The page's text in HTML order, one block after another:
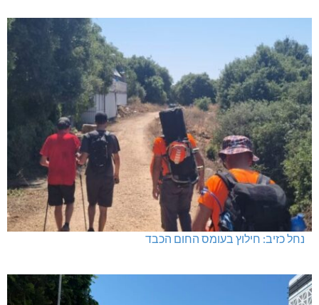
נחל כזיב: חילוץ בעומס החום הכבד